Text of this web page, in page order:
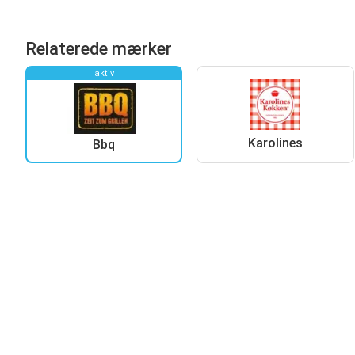
Relaterede mærker
aktiv
Bbq Karolines